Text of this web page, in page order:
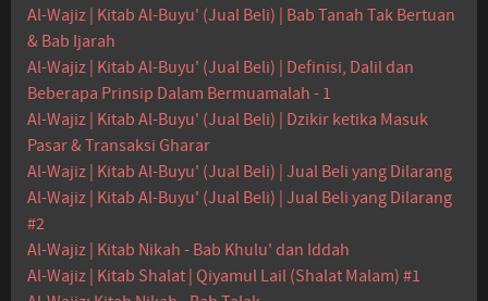
Al-Wajiz | Kitab Al-Buyu' (Jual Beli) | Bab Tanah Tak Bertuan
& Bab Ijarah
Al-Wajiz | Kitab Al-Buyu' (Jual Beli) | Definisi, Dalil dan
Beberapa Prinsip Dalam Bermuamalah - 1
Al-Wajiz | Kitab Al-Buyu' (Jual Beli) | Dzikir ketika Masuk
Pasar & Transaksi Gharar
Al-Wajiz | Kitab Al-Buyu' (Jual Beli) | Jual Beli yang Dilarang
Al-Wajiz | Kitab Al-Buyu' (Jual Beli) | Jual Beli yang Dilarang
#2
Al-Wajiz | Kitab Nikah - Bab Khulu' dan Iddah
Al-Wajiz | Kitab Shalat | Qiyamul Lail (Shalat Malam) #1